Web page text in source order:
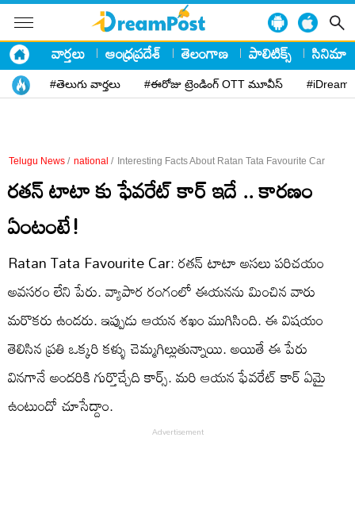
వార్తలు ఆంధ్రప్రదేశ్ తెలంగాణ పాలిటిక్స్ సినిమా
#తెలుగు వార్తలు #ఈరోజు ట్రెండింగ్ OTT మూవీస్
Telugu News / national / Interesting Facts About Ratan Tata Favourite Car
రతన్ టాటా కు ఫేవరేట్ కార్ ఇదే .. కారణం
ఏంటంటే!
Ratan Tata Favourite Car: రతన్ టాటా అసలు పరిచయం
అవసరం లేని పేరు. వ్యాపార రంగంలో ఈయనను మించిన వారు
మరొకరు ఉండరు. ఇప్పుడు ఆయన శఖం ముగిసింది. ఈ విషయం
తెలిసిన ప్రతి ఒక్కరి కళ్ళు చెమ్మగిల్లుతున్నాయి. అయితే ఈ పేరు
వినగానే అందరికి గుర్తొచ్చేది కార్స్. మరి ఆయన ఫేవరేట్ కార్ ఏమై
ఉంటుందో చూసేద్దాం.